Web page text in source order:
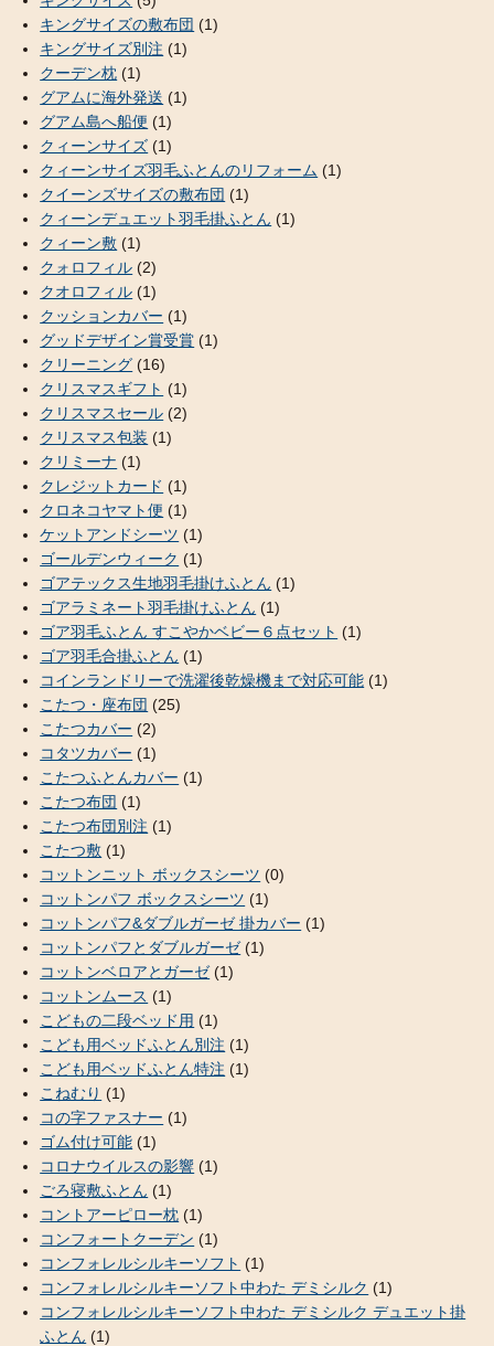
キングサイズの敷布団 (1)
キングサイズ別注 (1)
クーデン枕 (1)
グアムに海外発送 (1)
グアム島へ船便 (1)
クィーンサイズ (1)
クィーンサイズ羽毛ふとんのリフォーム (1)
クイーンズサイズの敷布団 (1)
クィーンデュエット羽毛掛ふとん (1)
クィーン敷 (1)
クォロフィル (2)
クオロフィル (1)
クッションカバー (1)
グッドデザイン賞受賞 (1)
クリーニング (16)
クリスマスギフト (1)
クリスマスセール (2)
クリスマス包装 (1)
クリミーナ (1)
クレジットカード (1)
クロネコヤマト便 (1)
ケットアンドシーツ (1)
ゴールデンウィーク (1)
ゴアテックス生地羽毛掛けふとん (1)
ゴアラミネート羽毛掛けふとん (1)
ゴア羽毛ふとん すこやかベビー６点セット (1)
ゴア羽毛合掛ふとん (1)
コインランドリーで洗濯後乾燥機まで対応可能 (1)
こたつ・座布団 (25)
こたつカバー (2)
コタツカバー (1)
こたつふとんカバー (1)
こたつ布団 (1)
こたつ布団別注 (1)
こたつ敷 (1)
コットンニット ボックスシーツ (0)
コットンパフ ボックスシーツ (1)
コットンパフ&ダブルガーゼ 掛カバー (1)
コットンパフとダブルガーゼ(1)
コットンベロアとガーゼ(1)
コットンムース (1)
こどもの二段ベッド用 (1)
こども用ベッドふとん別注 (1)
こども用ベッドふとん特注 (1)
こねむり (1)
コの字ファスナー (1)
ゴム付け可能 (1)
コロナウイルスの影響 (1)
ごろ寝敷ふとん (1)
コントアーピロー枕 (1)
コンフォートクーデン (1)
コンフォレルシルキーソフト (1)
コンフォレルシルキーソフト中わた デミシルク (1)
コンフォレルシルキーソフト中わた デミシルク デュエット掛
ふとん (1)